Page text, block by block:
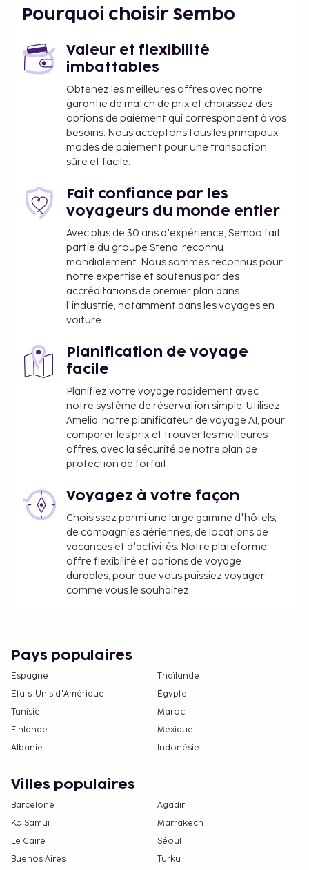
Pourquoi choisir Sembo
Valeur et flexibilité
imbattables
Obtenez les meilleures offres avec notre
garantie de match de prix et choisissez des
options de paiement qui correspondent à vos
besoins. Nous acceptons tous les principaux
modes de paiement pour une transaction
sûre et facile.
Fait confiance par les
voyageurs du monde entier
Avec plus de 30 ans d'expérience, Sembo fait
partie du groupe Stena, reconnu
mondialement. Nous sommes reconnus pour
notre expertise et soutenus par des
accréditations de premier plan dans
l'industrie, notamment dans les voyages en
voiture.
Planification de voyage
facile
Planifiez votre voyage rapidement avec
notre système de réservation simple. Utilisez
Amelia, notre planificateur de voyage AI, pour
comparer les prix et trouver les meilleures
offres, avec la sécurité de notre plan de
protection de forfait.
Voyagez à votre façon
Choisissez parmi une large gamme d'hôtels,
de compagnies aériennes, de locations de
vacances et d'activités. Notre plateforme
offre flexibilité et options de voyage
durables, pour que vous puissiez voyager
comme vous le souhaitez.
Pays populaires
Espagne
Thaïlande
États-Unis d'Amérique
Égypte
Tunisie
Maroc
Finlande
Mexique
Albanie
Indonésie
Villes populaires
Barcelone
Agadir
Ko Samui
Marrakech
Le Caire
Séoul
Buenos Aires
Turku